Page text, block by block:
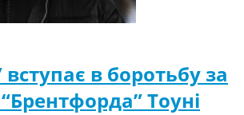
в боротьбу за
Тоуні